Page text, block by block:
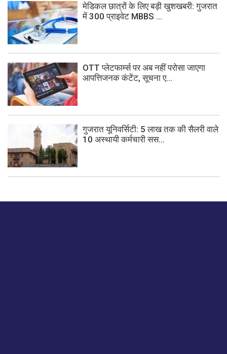
मेडिकल छात्रों के लिए बड़ी खुशखबरी: गुजरात
में 300 प्राइवेट MBBS ...
OTT प्लेटफार्म्स पर अब नहीं परोसा जाएगा
आपत्तिजनक कंटेंट, सूचना ए...
गुजरात यूनिवर्सिटी: 5 लाख तक की सैलरी वाले
10 अस्थायी कर्मचारी सस...